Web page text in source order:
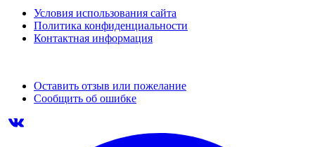
Условия использования сайта
Политика конфиденциальности
Контактная информация
Оставить отзыв или пожелание
Сообщить об ошибке